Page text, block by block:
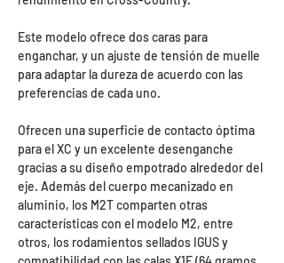
Este modelo ofrece dos caras para
enganchar, y un ajuste de tensión de muelle
para adaptar la dureza de acuerdo con las
preferencias de cada uno.
Ofrecen una superficie de contacto óptima
para el XC y un excelente desenganche
gracias a su diseño empotrado alrededor del
eje. Además del cuerpo mecanizado en
aluminio, los M2T comparten otras
características con el modelo M2, entre
otros, los rodamientos sellados IGUS y